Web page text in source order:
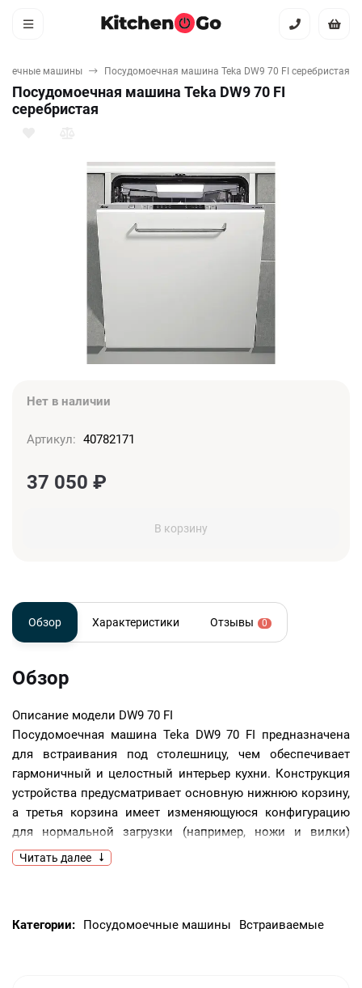
машины Посудомоечная машина Teka DW9 70 FI серебристая
Посудомоечная машина Teka DW9 70 FI
серебристая
Нет в наличии
Артикул: 40782171
37 050 ₽
В корзину
Обзор Характеристики Отзывы 0
Обзор
Описание модели DW9 70 FI
Посудомоечная машина Teka DW9 70 FI предназначена
для встраивания под столешницу, чем обеспечивает
гармоничный и целостный интерьер кухни. Конструкция
устройства предусматривает основную нижнюю корзину,
а третья корзина имеет изменяющуюся конфигурацию
для нормальной загрузки (например, ножи и вилки)
и смешанной загрузки (например, дополнительное
пространство для чашек. Восемь основных программ
Читать далее
Категории: Посудомоечные машины Встраиваемые